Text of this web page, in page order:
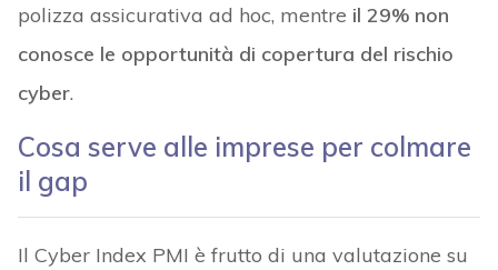
polizza assicurativa ad hoc, mentre il 29% non
conosce le opportunità di copertura del rischio
cyber.
Cosa serve alle imprese per colmare
il gap
Il Cyber Index PMI è frutto di una valutazione su